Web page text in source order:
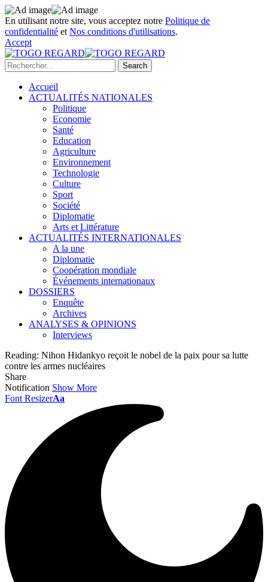
En utilisant notre site, vous acceptez notre Politique de
confidentialité et Nos conditions d'utilisations.
Accept
Accueil
ACTUALITÉS NATIONALES
Politique
Economie
Santé
Education
Agriculture
Environnement
Technologie
Culture
Sport
Société
Diplomatie
Arts et Littérature
ACTUALITÉS INTERNATIONALES
A la une
Diplomatie
Coopération mondiale
Événements internationaux
DOSSIERS
Enquête
Archives
ANALYSES & OPINIONS
Interviews
Reading: Nihon Hidankyo reçoit le nobel de la paix pour sa lutte
contre les armes nucléaires
Share
Notification Show More
Font ResizerAa